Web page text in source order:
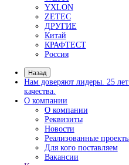
Дефектоскопы на
Контроль
Контроль изоляции и
Комплектующие
Приборы для
-
Приборы для
- Контроль
- Контроль
- Контроль
- Контроль